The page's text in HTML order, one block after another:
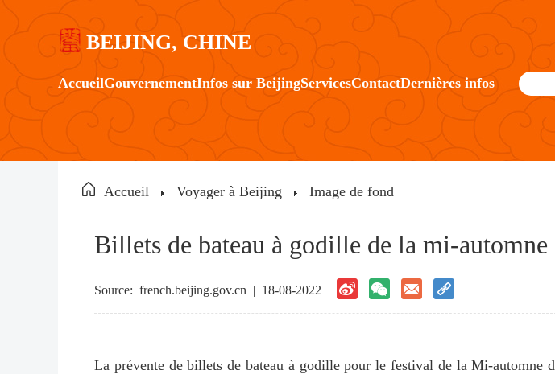
BEIJING, CHINE
AccueilGouvernementInfos sur BeijingServicesContactDernières infos
Accueil Voyager à Beijing Image de fond
Billets de bateau à godille de la mi-automne
Source: french.beijing.gov.cn | 18-08-2022 |
La prévente de billets de bateau à godille pour le festival de la Mi-automne